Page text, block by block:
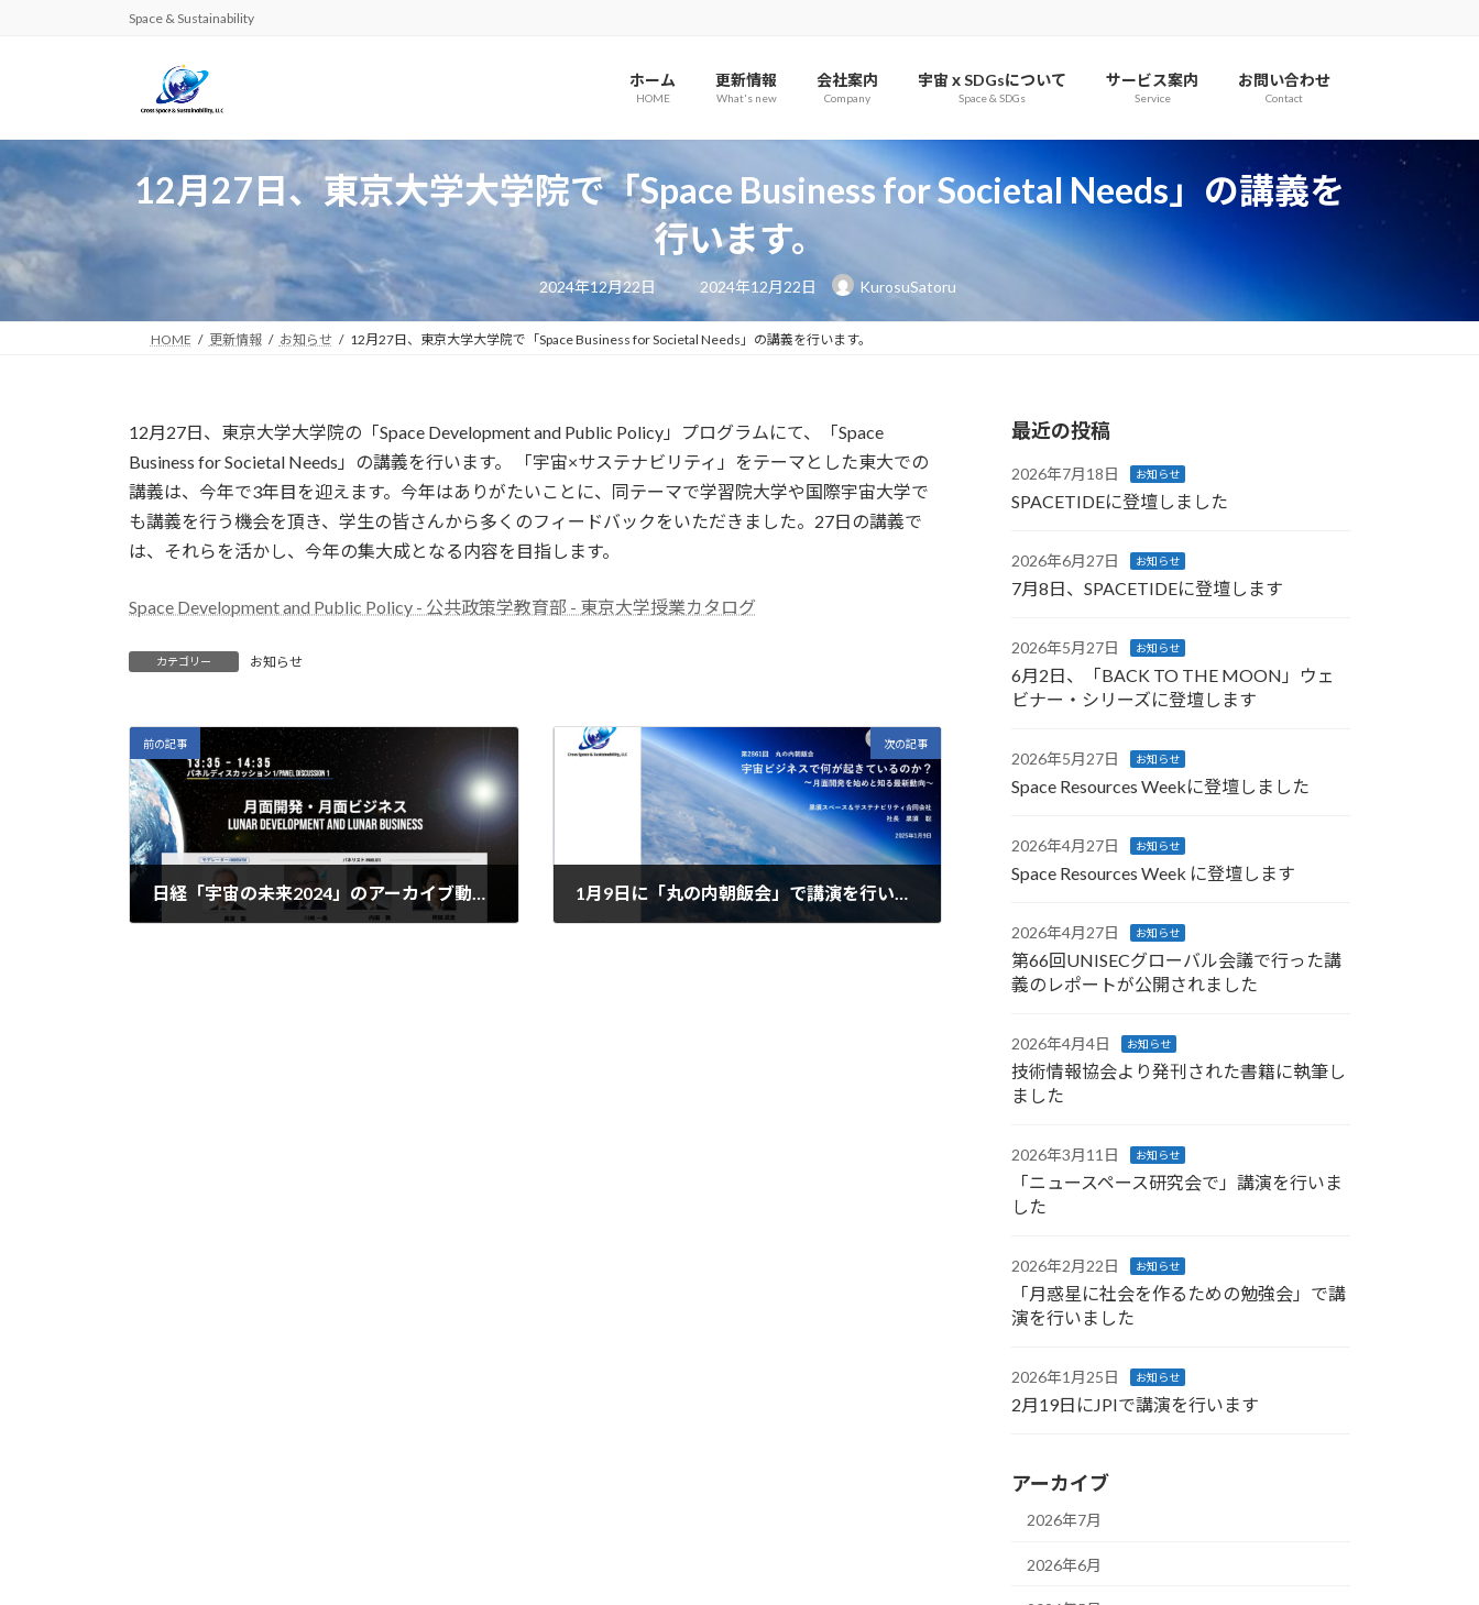
へ
ス
キ
プ
ョ
ン
に
動
Space & Sustainability
ホーム
HOME
更新情報
What's new
会社案内
Company
宇宙ｘSDGsについて
Space & SDGs
サービス案内
Service
お問い合わせ
Contact
12月27日、東京大学大学院で「Space Business for Societal Needs」の講義を
行います。
2024年12月22日
最
終
更
新
日
2024年12月22日 KurosuSatoru
HOME 更新情報 お知らせ 12月27日、東京大学大学院で「Space Business for Societal Needs」の講義を行います。
12月27日、東京大学大学院の「Space Development and Public Policy」プログラムにて、「Space
Business for Societal Needs」の講義を行います。 「宇宙×サステナビリティ」をテーマとした東大での
講義は、今年で3年目を迎えます。今年はありがたいことに、同テーマで学習院大学や国際宇宙大学で
も講義を行う機会を頂き、学生の皆さんから多くのフィードバックをいただきました。27日の講義で
は、それらを活かし、今年の集大成となる内容を目指します。
Space Development and Public Policy - 公共政策学教育部 - 東京大学授業カタログ
カテゴリー お知らせ
前の記事
日経「宇宙の未来2024」のアーカイブ動画が公開されました
次の記事
1月9日に「丸の内朝飯会」で講演を行います
最近の投稿
2026年7月18日 お知らせ
SPACETIDEに登壇しました
2026年6月27日 お知らせ
7月8日、SPACETIDEに登壇します
2026年5月27日 お知らせ
6月2日、「BACK TO THE MOON」ウェ
ビナー・シリーズに登壇します
2026年5月27日 お知らせ
Space Resources Weekに登壇しました
2026年4月27日 お知らせ
Space Resources Week に登壇します
2026年4月27日 お知らせ
第66回UNISECグローバル会議で行った講
義のレポートが公開されました
2026年4月4日 お知らせ
技術情報協会より発刊された書籍に執筆し
ました
2026年3月11日 お知らせ
「ニュースペース研究会で」講演を行いま
した
2026年2月22日 お知らせ
「月惑星に社会を作るための勉強会」で講
演を行いました
2026年1月25日 お知らせ
2月19日にJPIで講演を行います
アーカイブ
2026年7月
2026年6月